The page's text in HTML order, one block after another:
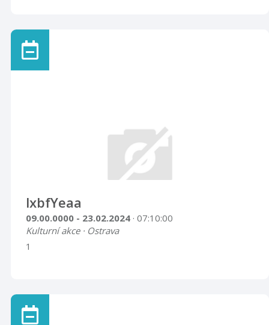
lxbfYeaa
09.00.0000 - 23.02.2024 · 07:10:00
Kulturní akce · Ostrava
1